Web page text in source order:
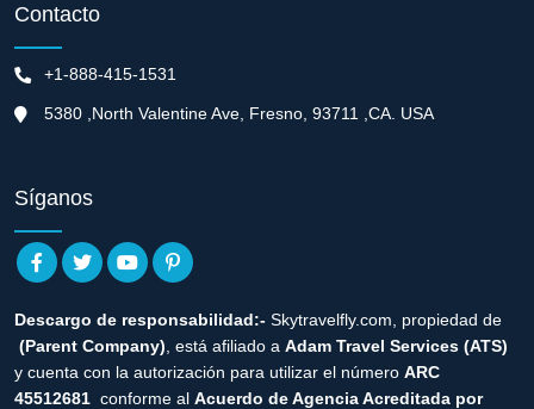
Contacto
+1-888-415-1531
5380 ,North Valentine Ave, Fresno, 93711 ,CA. USA
Síganos
Descargo de responsabilidad:- Skytravelfly.com, propiedad de
(Parent Company) , está afiliado a Adam Travel Services (ATS)
y cuenta con la autorización para utilizar el número ARC
45512681 conforme al Acuerdo de Agencia Acreditada por